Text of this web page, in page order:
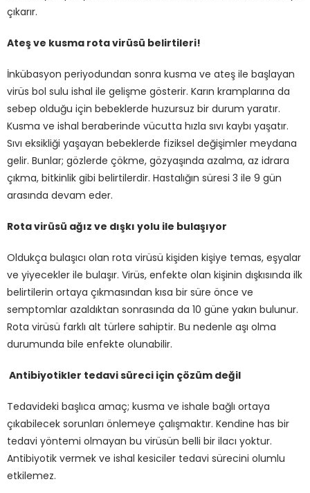
çıkarır.
Ateş ve kusma rota virüsü belirtileri!
İnkübasyon periyodundan sonra kusma ve ateş ile başlayan
virüs bol sulu ishal ile gelişme gösterir. Karın kramplarına da
sebep olduğu için bebeklerde huzursuz bir durum yaratır.
Kusma ve ishal beraberinde vücutta hızla sıvı kaybı yaşatır.
Sıvı eksikliği yaşayan bebeklerde fiziksel değişimler meydana
gelir. Bunlar; gözlerde çökme, gözyaşında azalma, az idrara
çıkma, bitkinlik gibi belirtilerdir. Hastalığın süresi 3 ile 9 gün
arasında devam eder.
Rota virüsü ağız ve dışkı yolu ile bulaşıyor
Oldukça bulaşıcı olan rota virüsü kişiden kişiye temas, eşyalar
ve yiyecekler ile bulaşır. Virüs, enfekte olan kişinin dışkısında ilk
belirtilerin ortaya çıkmasından kısa bir süre önce ve
semptomlar azaldıktan sonrasında da 10 güne yakın bulunur.
Rota virüsü farklı alt türlere sahiptir. Bu nedenle aşı olma
durumunda bile enfekte olunabilir.
Antibiyotikler tedavi süreci için çözüm değil
Tedavideki başlıca amaç; kusma ve ishale bağlı ortaya
çıkabilecek sorunları önlemeye çalışmaktır. Kendine has bir
tedavi yöntemi olmayan bu virüsün belli bir ilacı yoktur.
Antibiyotik vermek ve ishal kesiciler tedavi sürecini olumlu
etkilemez.